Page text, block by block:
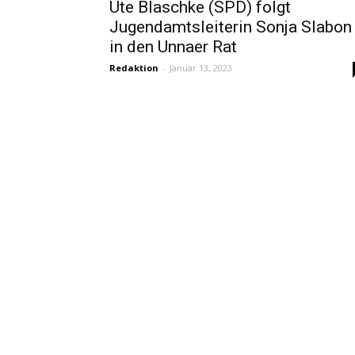
Ute Blaschke (SPD) folgt
Jugendamtsleiterin Sonja Slabon
in den Unnaer Rat
Redaktion - Januar 13, 2023